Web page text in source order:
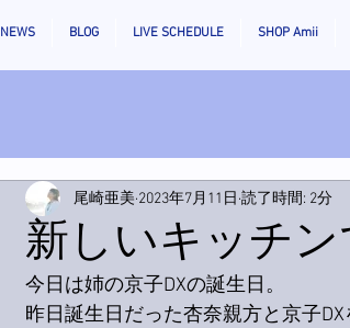
NEWS BLOG LIVE SCHEDULE SHOP Amii
新しいキッチン
尾崎亜美 2023年7月11日 読了時間: 2分
今日は姉の京子DXの誕生日。
昨日誕生日だった杏奈親方と京子